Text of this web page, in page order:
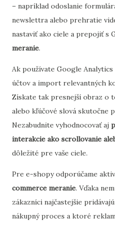
– napríklad odoslanie
newslettra alebo prehratie
nastaviť ako ciele a prepojiť s
meranie.
Ak používate Google
účtov a import relevantných
Získate tak presnejší obraz o
alebo kľúčové slová skutočne
Nezabudnite vyhodnocovať aj
interakcie ako scrollovanie
dôležité pre vaše ciele.
Pre e-shopy odporúčame
commerce meranie. Vďaka
zákazníci najčastejšie
nákupný proces a ktoré